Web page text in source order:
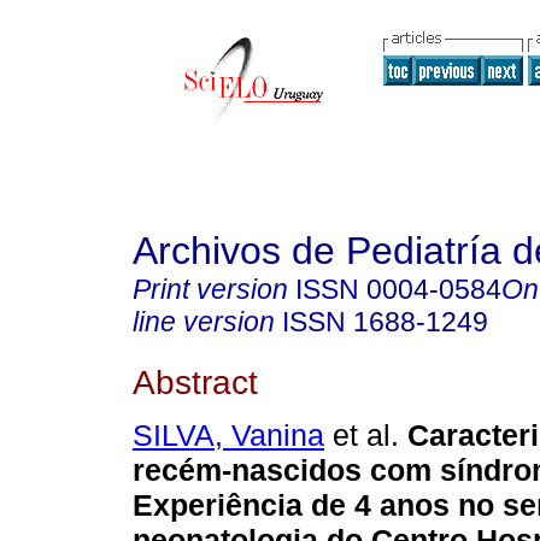
Archivos de Pediatría
Print version ISSN 0004-0584
line version ISSN 1688-1249
Abstract
SILVA, Vanina et al.
recém-nascidos com
Experiência de 4 anos no